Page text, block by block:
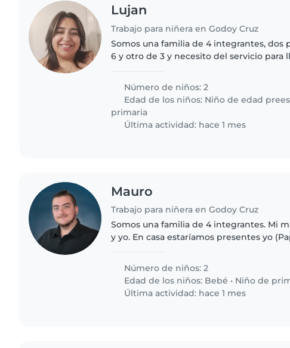
Lujan
Trabajo para niñera en Godoy Cruz
Somos una familia de 4 integrantes, dos
6 y otro de 3 y necesito del servicio para
Número de niños: 2
Edad de los niños: Niño de edad
primaria
Última actividad: hace 1 mes
Mauro
Trabajo para niñera en Godoy Cruz
Somos una familia de 4 integrantes. Mi
y yo. En casa estaríamos presentes yo
trabajo (Remoto)..
Número de niños: 2
Edad de los niños: Bebé • Niño de
Última actividad: hace 1 mes